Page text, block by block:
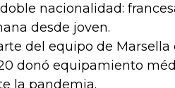
nacionalidad:
desde joven.
del equipo de Marsella
donó equipamiento
la pandemia.